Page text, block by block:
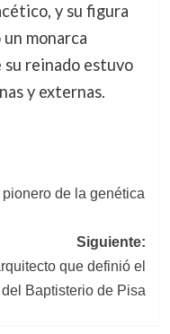
y su figura
monarca
su reinado estuvo
y externas.
de la genética
Siguiente:
que definió el
Baptisterio de Pisa